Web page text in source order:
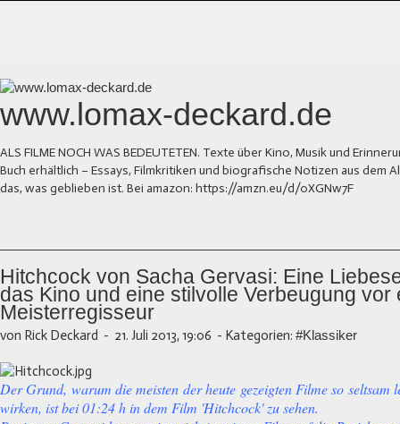
www.lomax-deckard.de
ALS FILME NOCH WAS BEDEUTETEN. Texte über Kino, Musik und
Buch erhältlich – Essays, Filmkritiken und biografische Notizen aus dem
das, was geblieben ist. Bei amazon: https://amzn.eu/d/0XGNw7F
Hitchcock von Sacha Gervasi: Eine
das Kino und eine stilvolle Verbeugung vor
Meisterregisseur
von Rick Deckard - 21. Juli 2013, 19:06 - Kategorien: #Klassiker
Der Grund, warum die meisten der heute gezeigten Filme so seltsam
wirken, ist bei 01:24 h in dem Film 'Hitchcock' zu sehen.